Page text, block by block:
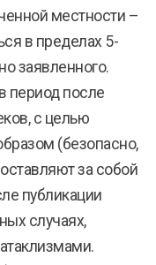
местности –
в пределах 5-
заявленного.
период после
с целью
(безопасно,
за собой
публикации
случаях,